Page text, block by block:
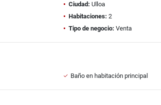
Ciudad: Ulloa
Habitaciones: 2
Tipo de negocio: Venta
Baño en habitación principal